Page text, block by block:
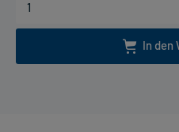
In den